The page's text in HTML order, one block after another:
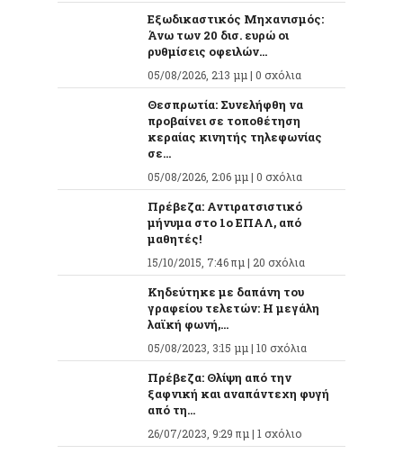
Εξωδικαστικός Μηχανισμός:
Άνω των 20 δισ. ευρώ οι
ρυθμίσεις οφειλών...
05/08/2026, 2:13 μμ | 0 σχόλια
Θεσπρωτία: Συνελήφθη να
προβαίνει σε τοποθέτηση
κεραίας κινητής τηλεφωνίας
σε...
05/08/2026, 2:06 μμ | 0 σχόλια
Πρέβεζα: Αντιρατσιστικό
μήνυμα στο 1ο ΕΠΑΛ, από
μαθητές!
15/10/2015, 7:46 πμ | 20 σχόλια
Κηδεύτηκε με δαπάνη του
γραφείου τελετών: Η μεγάλη
λαϊκή φωνή,...
05/08/2023, 3:15 μμ | 10 σχόλια
Πρέβεζα: Θλίψη από την
ξαφνική και αναπάντεχη φυγή
από τη...
26/07/2023, 9:29 πμ | 1 σχόλιο